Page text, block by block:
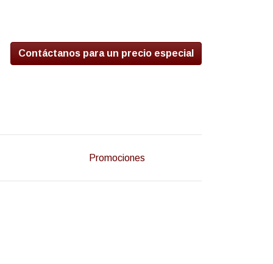
Contáctanos para un precio especial
Promociones